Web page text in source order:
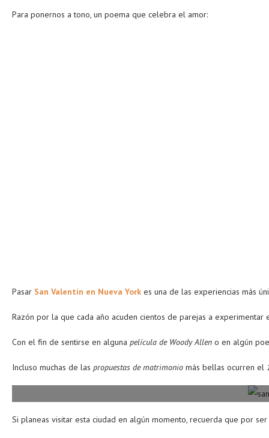
Para ponernos a tono, un poema que celebra el amor:
Pasar San Valentín en Nueva York es una de las experiencias más
Razón por la que cada año acuden cientos de parejas a experimentar
Con el fin de sentirse en alguna película de Woody Allen o en algún
Incluso muchas de las propuestas dematrimonio más bellas ocurren el
Si planeas visitar esta ciudad en algún momento, recuerda que por ser